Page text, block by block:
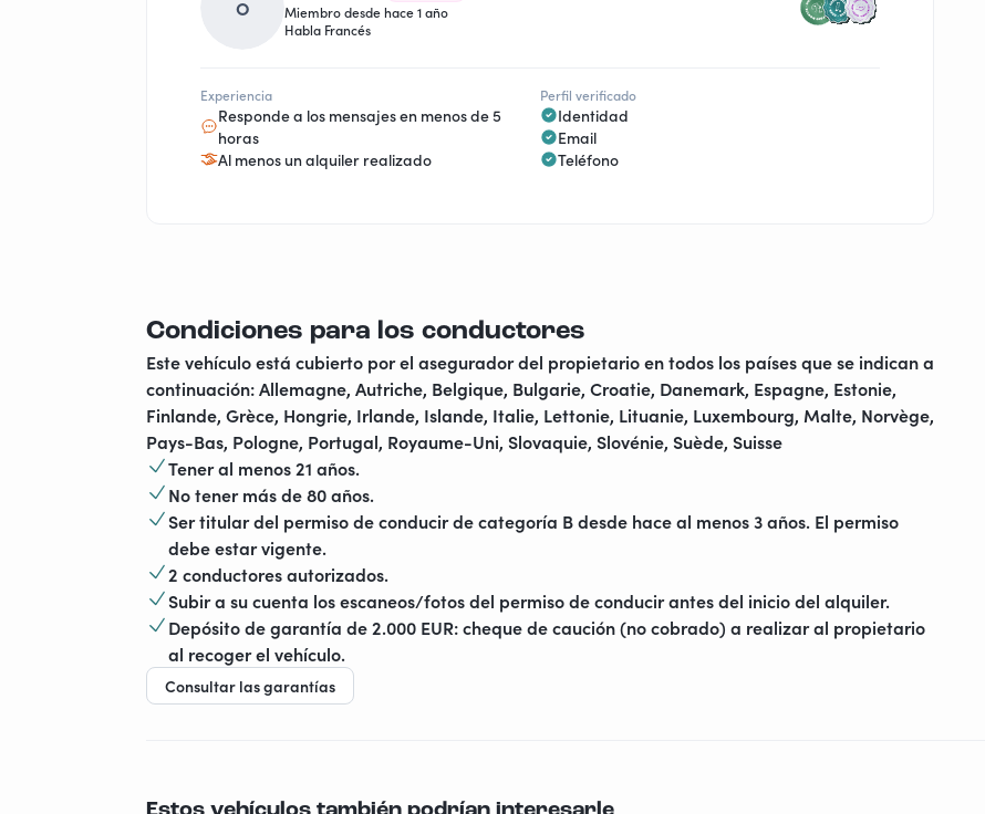
O
Miembro desde hace 1 año
Habla Francés
Experiencia
Responde a los mensajes en menos de 5
horas
Al menos un alquiler realizado
Perfil verificado
Identidad
Email
Teléfono
Condiciones para los conductores
Este vehículo está cubierto por el asegurador del propietario en todos los países que se indican a
continuación: Allemagne, Autriche, Belgique, Bulgarie, Croatie, Danemark, Espagne, Estonie,
Finlande, Grèce, Hongrie, Irlande, Islande, Italie, Lettonie, Lituanie, Luxembourg, Malte, Norvège,
Pays-Bas, Pologne, Portugal, Royaume-Uni, Slovaquie, Slovénie, Suède, Suisse
Tener al menos 21 años.
No tener más de 80 años.
Ser titular del permiso de conducir de categoría B desde hace al menos 3 años. El permiso
debe estar vigente.
2 conductores autorizados.
Subir a su cuenta los escaneos/fotos del permiso de conducir antes del inicio del alquiler.
Depósito de garantía de 2.000 EUR: cheque de caución (no cobrado) a realizar al propietario
al recoger el vehículo.
Consultar las garantías